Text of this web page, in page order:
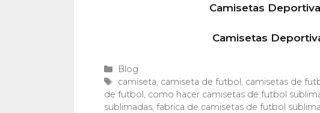
Camisetas
Camisetas
Categorías
Blog
Etiquetas
camiseta, camiseta de futbol, camisetas de
de futbol, como hacer camisetas de futbol
sublimadas, fabrica de camisetas de futbol